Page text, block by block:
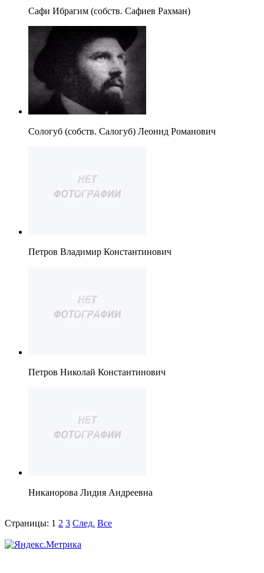
Сафи Ибрагим (собств. Сафиев Рахман)
Сологуб (собств. Салогуб) Леонид Романович
Петров Владимир Константинович
Петров Николай Константинович
Никанорова Лидия Андреевна
Страницы: 1 2 3 След. Все